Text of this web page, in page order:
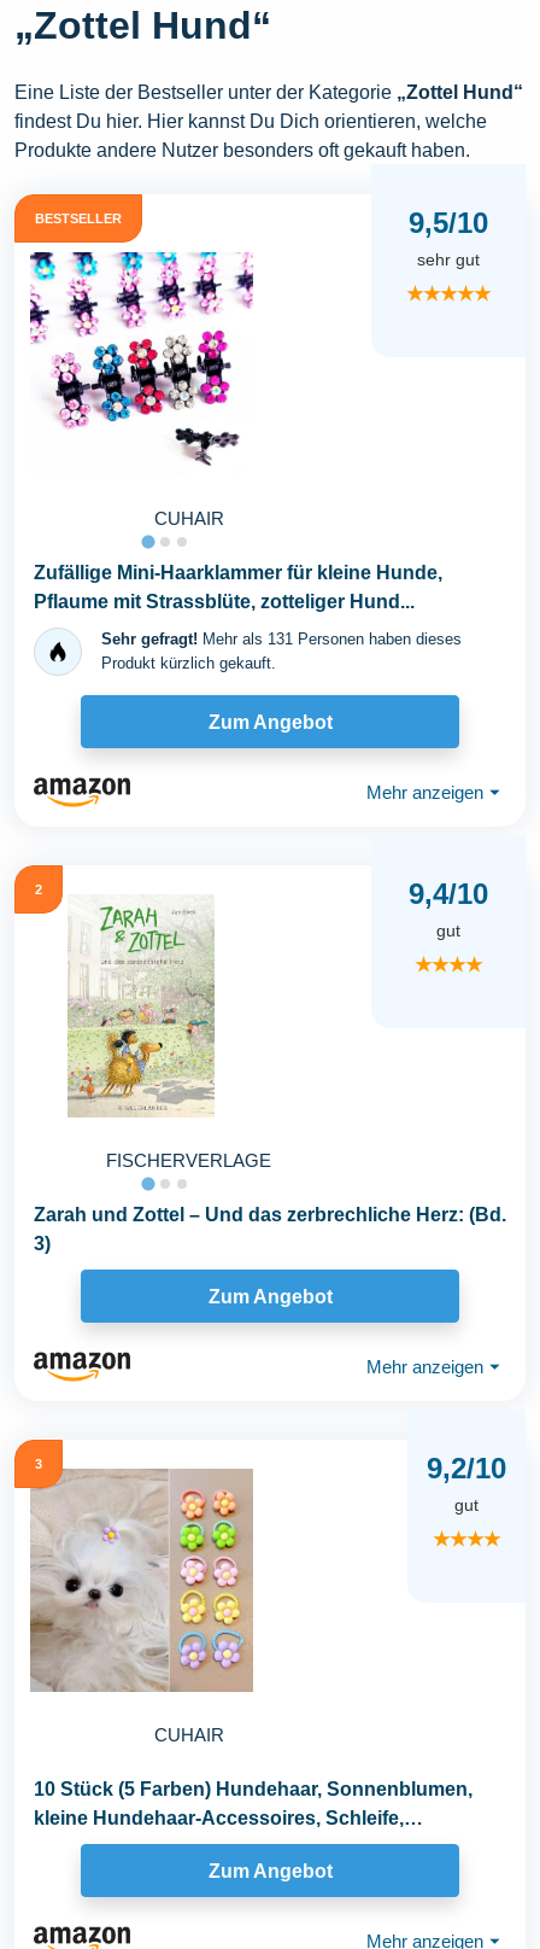
„Zottel Hund“
Eine Liste der Bestseller unter der Kategorie „Zottel Hund“
findest Du hier. Hier kannst Du Dich orientieren, welche
Produkte andere Nutzer besonders oft gekauft haben.
BESTSELLER
CUHAIR
9,5/10
sehr gut
★★★★★
Zufällige Mini-Haarklammer für kleine Hunde,
Pflaume mit Strassblüte, zotteliger Hund...
Sehr gefragt! Mehr als 131 Personen haben dieses
Produkt kürzlich gekauft.
Zum Angebot
Mehr anzeigen ⏷
2
FISCHERVERLAGE
9,4/10
gut
★★★★
Zarah und Zottel – Und das zerbrechliche Herz: (Bd.
3)
Zum Angebot
Mehr anzeigen ⏷
3
CUHAIR
9,2/10
gut
★★★★
10 Stück (5 Farben) Hundehaar, Sonnenblumen,
kleine Hundehaar-Accessoires, Schleife,
Gummiband...
Zum Angebot
Mehr anzeigen ⏷